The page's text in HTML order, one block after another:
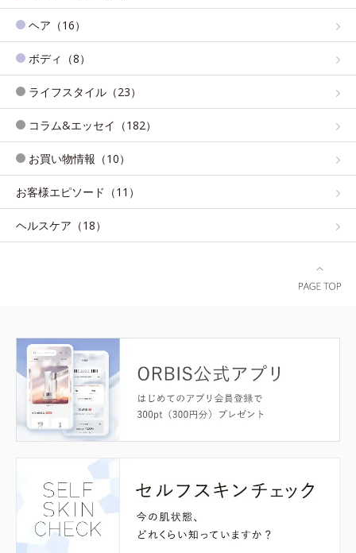
ヘア（16）
ボディ（8）
ライフスタイル（23）
コラム&エッセイ（182）
お買い物情報（10）
お客様エピソード（11）
ヘルスケア（18）